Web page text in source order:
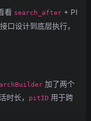
看 search_after + PI
口设计到底层执行，
加了两个
时长， pitID 用于跨